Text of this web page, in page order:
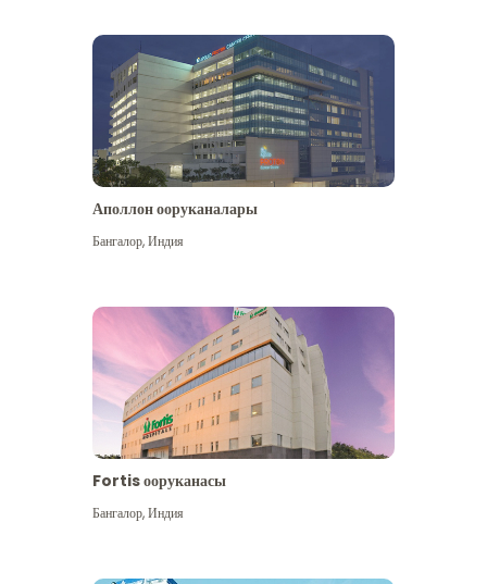
Аполлон ооруканалары
Бангалор,Индия
Fortis ооруканасы
Бангалор,Индия